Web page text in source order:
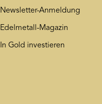
Newsletter-Anmeldung
Edelmetall-Magazin
In Gold investieren